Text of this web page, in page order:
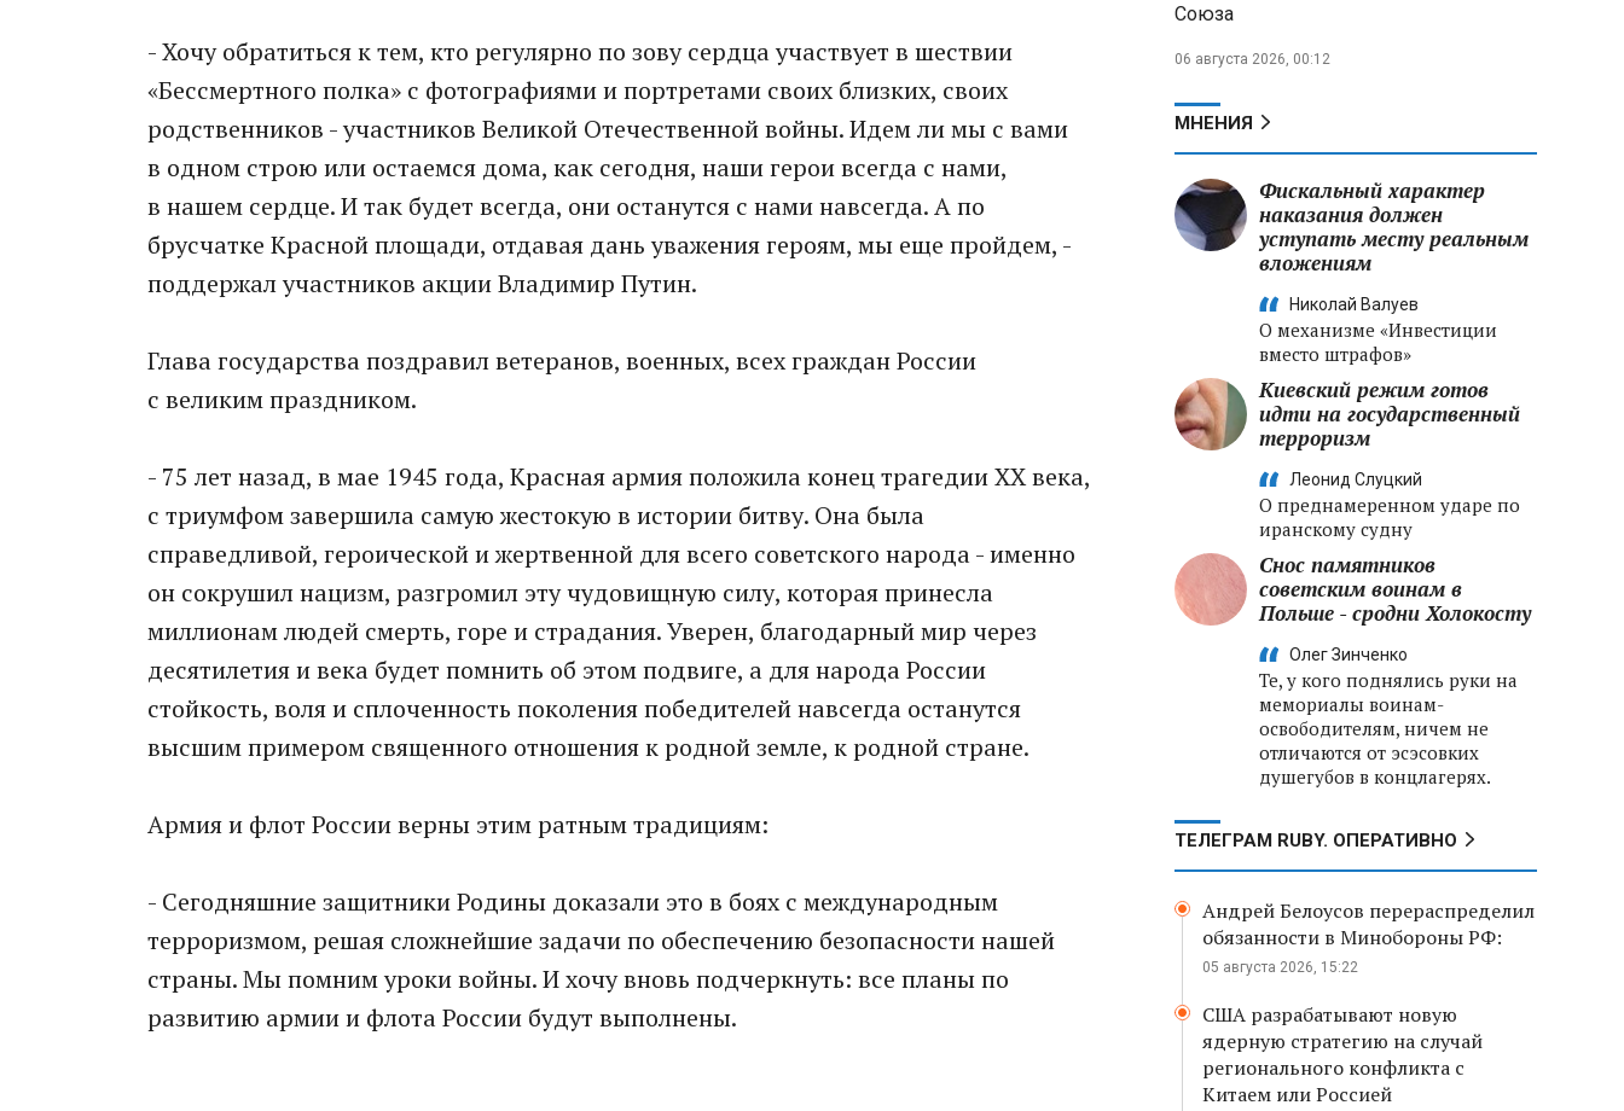
- Хочу обратиться к тем, кто регулярно по зову сердца участвует в шествии
«Бессмертного полка» с фотографиями и портретами своих близких, своих
родственников - участников Великой Отечественной войны. Идем ли мы с вами
в одном строю или остаемся дома, как сегодня, наши герои всегда с нами,
в нашем сердце. И так будет всегда, они останутся с нами навсегда. А по
брусчатке Красной площади, отдавая дань уважения героям, мы еще пройдем, -
поддержал участников акции Владимир Путин.
Глава государства поздравил ветеранов, военных, всех граждан России
с великим праздником.
- 75 лет назад, в мае 1945 года, Красная армия положила конец трагедии XX века,
с триумфом завершила самую жестокую в истории битву. Она была
справедливой, героической и жертвенной для всего советского народа - именно
он сокрушил нацизм, разгромил эту чудовищную силу, которая принесла
миллионам людей смерть, горе и страдания. Уверен, благодарный мир через
десятилетия и века будет помнить об этом подвиге, а для народа России
стойкость, воля и сплоченность поколения победителей навсегда останутся
высшим примером священного отношения к родной земле, к родной стране.
Армия и флот России верны этим ратным традициям:
- Сегодняшние защитники Родины доказали это в боях с международным
терроризмом, решая сложнейшие задачи по обеспечению безопасности нашей
страны. Мы помним уроки войны. И хочу вновь подчеркнуть: все планы по
развитию армии и флота России будут выполнены.
крупные кадровые
Минобороны РФ: новые
военно-строительные
подразделения будут возводить
стране
Союза
06 августа 2026, 00:12
МНЕНИЯ
Фискальный характер
наказания должен
уступать месту реальным
вложениям
Николай Валуев
О механизме «Инвестиции
вместо штрафов»
Киевский режим готов
идти на государственный
терроризм
Леонид Слуцкий
О преднамеренном ударе по
иранскому судну
Снос памятников
советским воинам в
Польше - сродни Холокосту
Олег Зинченко
Те, у кого поднялись руки на
мемориалы воинам-
освободителям, ничем не
отличаются от эсэсовких
душегубов в концлагерях.
ТЕЛЕГРАМ RUBY. ОПЕРАТИВНО
Андрей Белоусов перераспределил
обязанности в Минобороны РФ:
05 августа 2026, 15:22
США разрабатывают новую
ядерную стратегию на случай
регионального конфликта с
Китаем или Россией